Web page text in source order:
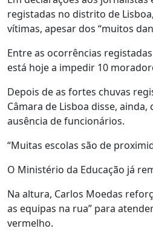
registadas no distrito de
vítimas, apesar dos “muitos
Entre as ocorrências
está hoje a impedir 10
Depois de as fortes chuvas
Câmara de Lisboa disse,
ausência de funcionários.
“Muitas escolas são de
O Ministério da Educação já
Na altura, Carlos Moedas
as equipas na rua” para
vermelho.